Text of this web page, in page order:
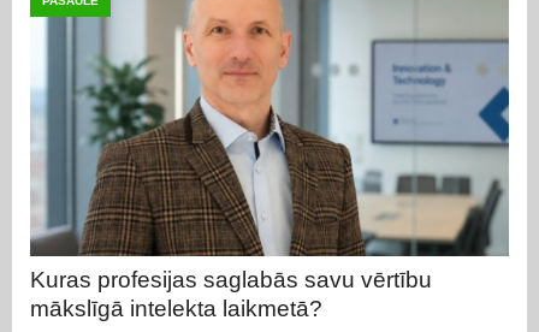
Kuras profesijas saglabās savu vērtību
mākslīgā intelekta laikmetā?